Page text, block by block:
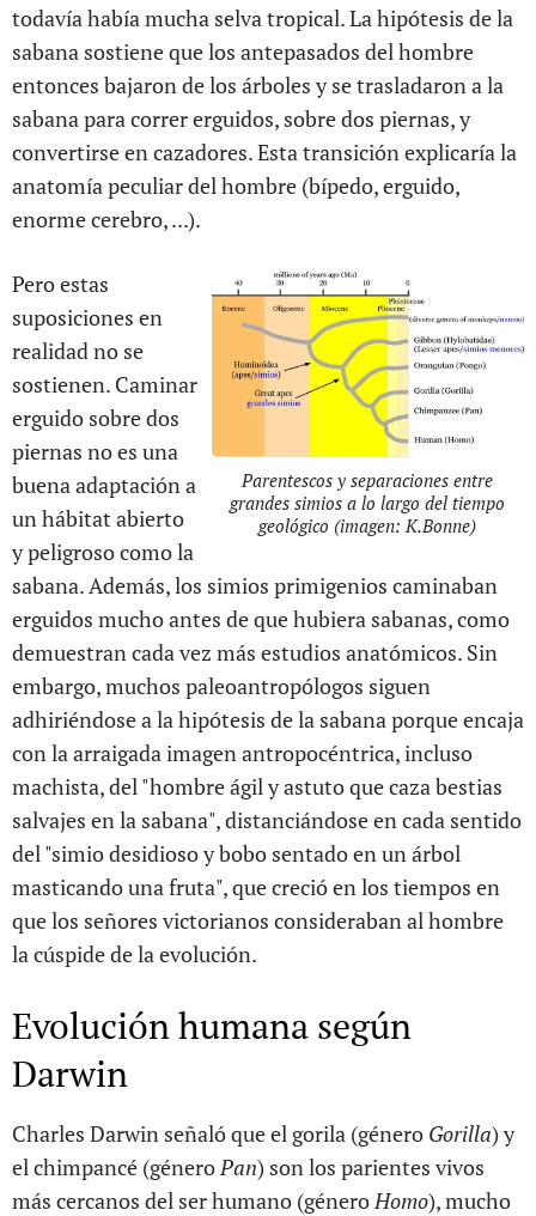
todavía había mucha selva tropical. La hipótesis de la
sabana sostiene que los antepasados del hombre
entonces bajaron de los árboles y se trasladaron a la
sabana para correr erguidos, sobre dos piernas, y
convertirse en cazadores. Esta transición explicaría la
anatomía peculiar del hombre (bípedo, erguido,
enorme cerebro, ...).
Parentescos y separaciones entre
grandes simios a lo largo del tiempo
geológico (imagen: K.Bonne)
Pero estas
suposiciones en
realidad no se
sostienen. Caminar
erguido sobre dos
piernas no es una
buena adaptación a
un hábitat abierto
y peligroso como la
sabana. Además, los simios primigenios caminaban
erguidos mucho antes de que hubiera sabanas, como
demuestran cada vez más estudios anatómicos. Sin
embargo, muchos paleoantropólogos siguen
adhiriéndose a la hipótesis de la sabana porque encaja
con la arraigada imagen antropocéntrica, incluso
machista, del "hombre ágil y astuto que caza bestias
salvajes en la sabana", distanciándose en cada sentido
del "simio desidioso y bobo sentado en un árbol
masticando una fruta", que creció en los tiempos en
que los señores victorianos consideraban al hombre
la cúspide de la evolución.
Evolución humana según
Darwin
Charles Darwin señaló que el gorila (género Gorilla) y
el chimpancé (géneroPan) son los parientes vivos
más cercanos del ser humano (géneroHomo), mucho